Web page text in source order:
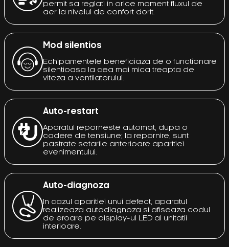
permit sa reglati in orice moment fluxul de
aer la nivelul de confort dorit.
Mod silentios
Echipamentele beneficiaza de o functionare
silentioasa la cea mai mica treapta de
viteza a ventilatorului.
Auto-restart
Aparatul reporneste automat, dupa o
cadere de tensiune; la repornire, sunt
pastrate setarile anterioare aparitiei
evenimentului.
Auto-diagnoza
In cazul aparitiei unui defect, aparatul
realizeaza autodiagnoza si afiseaza codul
de eroare pe display-ul LED al unitatii
interioare.